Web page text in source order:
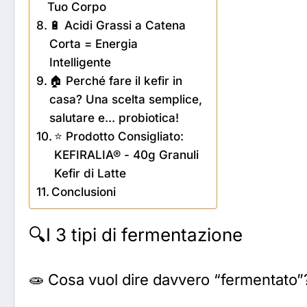
Tuo Corpo
🔋 Acidi Grassi a Catena
Corta = Energia
Intelligente
🏠 Perché fare il kefir in
casa? Una scelta semplice,
salutare e... probiotica!
⭐ Prodotto Consigliato:
KEFIRALIA® - 40g Granuli
Kefir di Latte
Conclusioni
🔍I 3 tipi di fermentazione
🧫 Cosa vuol dire davvero